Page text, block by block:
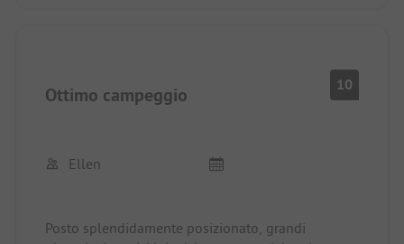
Ottimo campeggio 10
Ellen
Posto splendidamente posizionato, grandi